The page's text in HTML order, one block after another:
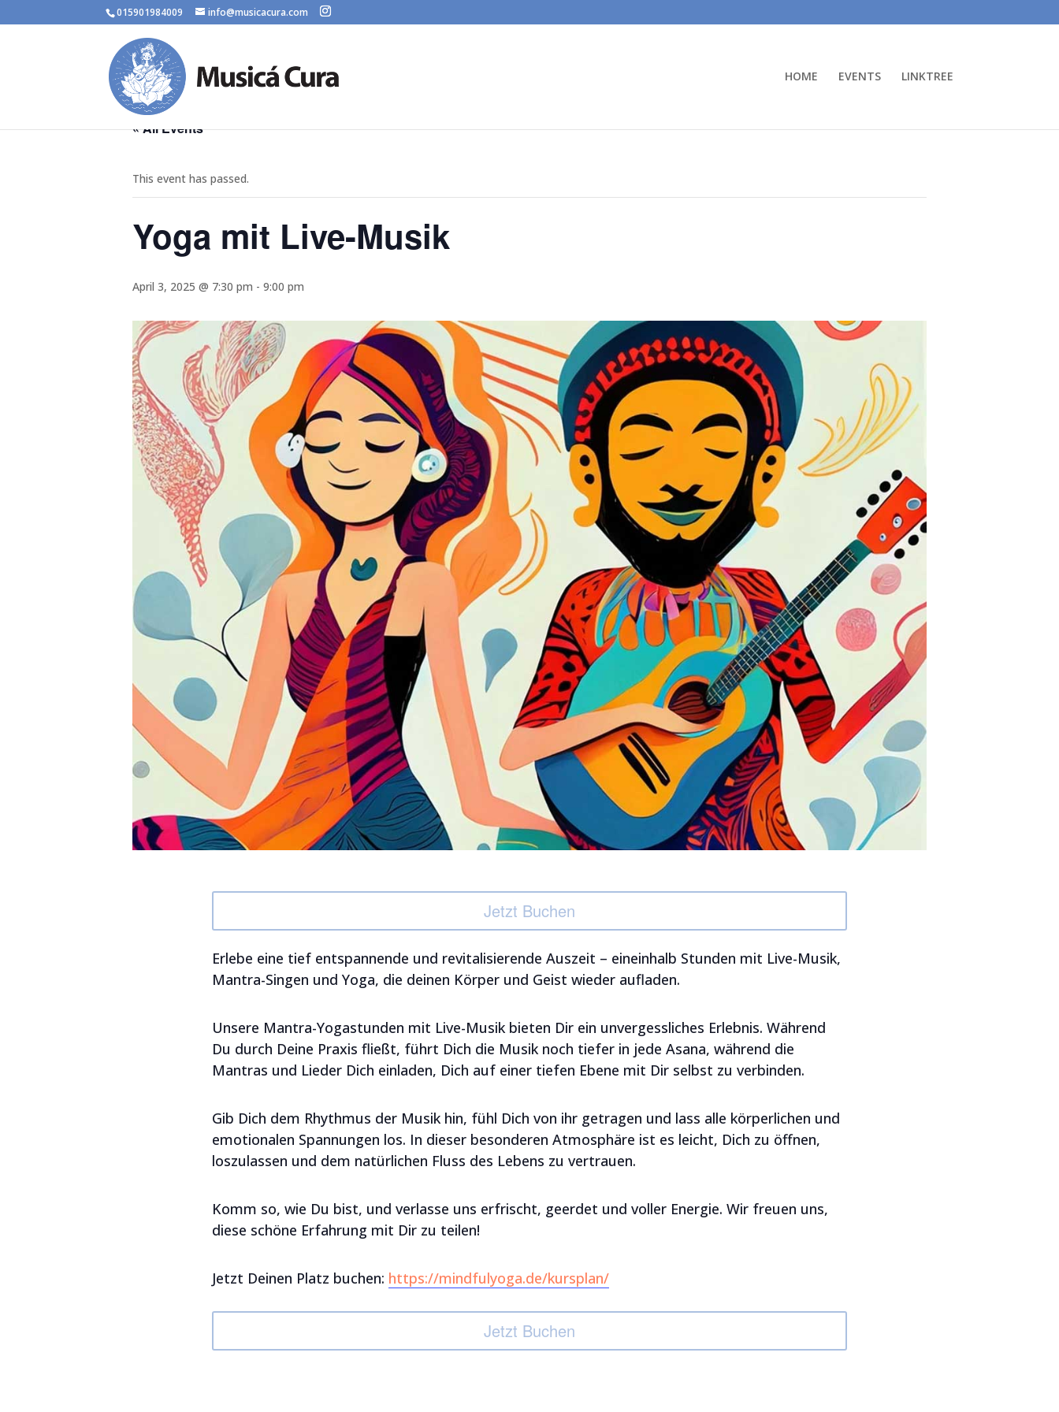
015901984009 info@musicacura.com
HOME EVENTS LINKTREE
« All Events
This event has passed.
Yoga mit Live-Musik
April 3, 2025 @ 7:30 pm - 9:00 pm
Jetzt Buchen
Erlebe eine tief entspannende und revitalisierende Auszeit – eineinhalb Stunden mit Live-Musik,
Mantra-Singen und Yoga, die deinen Körper und Geist wieder aufladen.
Unsere Mantra-Yogastunden mit Live-Musik bieten Dir ein unvergessliches Erlebnis. Während
Du durch Deine Praxis fließt, führt Dich die Musik noch tiefer in jede Asana, während die
Mantras und Lieder Dich einladen, Dich auf einer tiefen Ebene mit Dir selbst zu verbinden.
Gib Dich dem Rhythmus der Musik hin, fühl Dich von ihr getragen und lass alle körperlichen und
emotionalen Spannungen los. In dieser besonderen Atmosphäre ist es leicht, Dich zu öffnen,
loszulassen und dem natürlichen Fluss des Lebens zu vertrauen.
Komm so, wie Du bist, und verlasse uns erfrischt, geerdet und voller Energie. Wir freuen uns,
diese schöne Erfahrung mit Dir zu teilen!
Jetzt Deinen Platz buchen: https://mindfulyoga.de/kursplan/
Jetzt Buchen